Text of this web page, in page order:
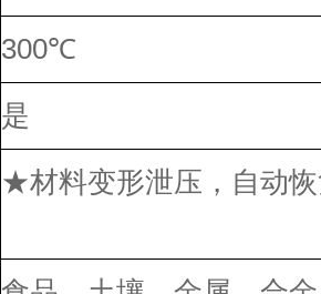
300℃
是
★材料变形泄压，自动